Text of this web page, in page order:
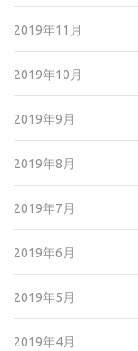
2019年11月
2019年10月
2019年9月
2019年8月
2019年7月
2019年6月
2019年5月
2019年4月